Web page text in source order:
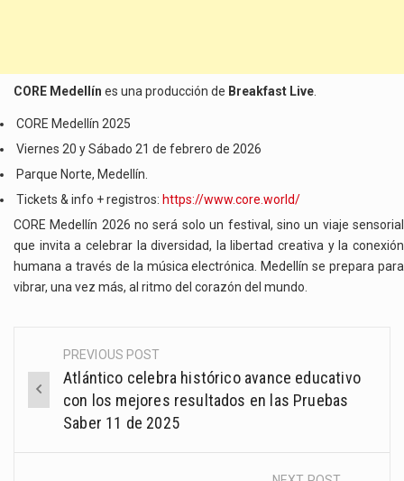
CORE Medellín es una producción de Breakfast Live
CORE Medellín 2025
Viernes 20 y Sábado 21 de febrero de 2026
Parque Norte, Medellín.
Tickets & info + registros: https://www.core.world/
CORE Medellín 2026 no será solo un festival, sino un viaje sensorial
que invita a celebrar la diversidad, la libertad creativa y la conexión
humana a través de la música electrónica. Medellín se prepara para
vibrar, una vez más, al ritmo del corazón del mundo.
Post
navigation
PREVIOUS POST
Atlántico celebra histórico avance educativo
con los mejores resultados en las Pruebas
Saber 11 de 2025